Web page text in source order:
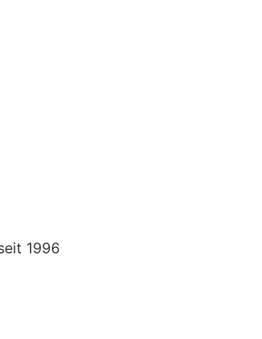
1996